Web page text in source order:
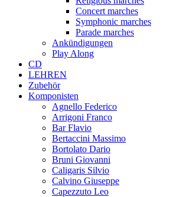
Concert marches
Symphonic marches
Parade marches
Ankündigungen
Play Along
CD
LEHREN
Zubehör
Komponisten
Agnello Federico
Arrigoni Franco
Bar Flavio
Bertaccini Massimo
Bortolato Dario
Bruni Giovanni
Caligaris Silvio
Calvino Giuseppe
Capezzuto Leo